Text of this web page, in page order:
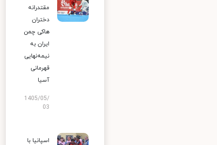
مقتدرانه
دختران
هاکی چمن
ایران به
نیمه‌نهایی
قهرمانی
آسیا
1405/05/
03
اسپانیا با